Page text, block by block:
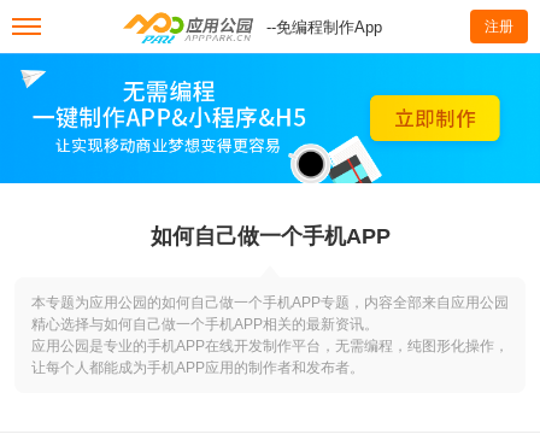
--免编程制作App 注册
如何自己做一个手机APP
本专题为应用公园的如何自己做一个手机APP专题，内容全部来自应用公园
精心选择与如何自己做一个手机APP相关的最新资讯。
应用公园是专业的手机APP在线开发制作平台，无需编程，纯图形化操作，
让每个人都能成为手机APP应用的制作者和发布者。